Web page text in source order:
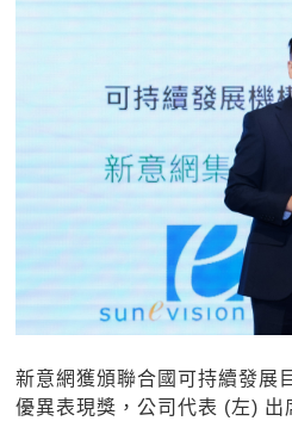
新意網獲頒聯合國可持續發
優異表現獎，公司代表 (左) 出